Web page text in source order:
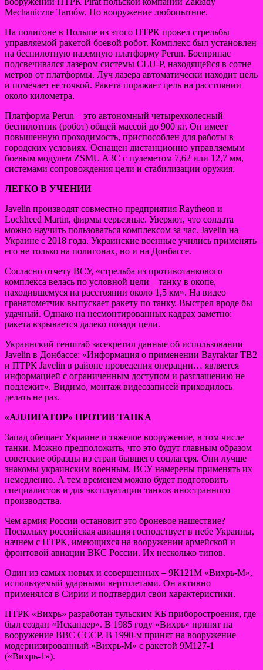
Mechaniczne Tarnów. Но вооружение любопытное.
На полигоне в Польше из этого ПТРК провел стрельбы
управляемой ракетой боевой робот. Комплекс был установлен
на беспилотную наземную платформу Perun. Боеприпас
подсвечивался лазером системы CLU-P, находящейся в сотне
метров от платформы. Луч лазера автоматически находит цель
и помечает ее точкой. Ракета поражает цель на расстоянии
около километра.
Платформа Perun – это автономный четырехколесный
беспилотник (робот) общей массой до 900 кг. Он имеет
повышенную проходимость, приспособлен для работы в
городских условиях. Оснащен дистанционно управляемым
боевым модулем ZSMU A3C с пулеметом 7,62 или 12,7 мм,
системами сопровождения цели и стабилизации оружия.
ЛЕГКО В УЧЕНИИ
Javelin производят совместно предприятия Raytheon и
Lockheed Martin, фирмы серьезные. Уверяют, что солдата
можно научить пользоваться комплексом за час. Javelin на
Украине с 2018 года. Украинские военные учились применять
его не только на полигонах, но и на Донбассе.
Согласно отчету ВСУ, «стрельба из противотанкового
комплекса велась по условной цели – танку в окопе,
находившемуся на расстоянии около 1,5 км». На видео
гранатометчик выпускает ракету по танку. Выстрел вроде бы
удачный. Однако на несмонтированных кадрах заметно:
ракета взрывается далеко позади цели.
Украинский генштаб засекретил данные об использовании
Javelin в Донбассе: «Информация о применении Bayraktar TB2
и ПТРК Javelin в районе проведения операции… является
информацией с ограниченным доступом и разглашению не
подлежит». Видимо, монтаж видеозаписей приходилось
делать не раз.
«АЛЛИГАТОР» ПРОТИВ ТАНКА
Запад обещает Украине и тяжелое вооружение, в том числе
танки. Можно предположить, что это будут главным образом
советские образцы из стран бывшего соцлагеря. Они лучше
знакомы украинским военным. ВСУ намерены применять их
немедленно. А тем временем можно будет подготовить
специалистов и для эксплуатации танков иностранного
производства.
Чем армия России остановит это броневое нашествие?
Поскольку российская авиация господствует в небе Украины,
начнем с ПТРК, имеющихся на вооружении армейской и
фронтовой авиации ВКС России. Их несколько типов.
Один из самых новых и совершенных – 9К121М «Вихрь-М»,
используемый ударными вертолетами. Он активно
применялся в Сирии и подтвердил свои характеристики.
ПТРК «Вихрь» разработан тульским КБ приборостроения, где
был создан «Искандер». В 1985 году «Вихрь» принят на
вооружение ВВС СССР. В 1990-м принят на вооружение
модернизированный «Вихрь-М» с ракетой 9М127-1
(«Вихрь-1»).